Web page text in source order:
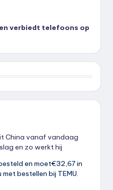
verbiedt telefoons op
China vanaf vandaag
en zo werkt hij
en moet€32,67 in
bestellen bij TEMU.